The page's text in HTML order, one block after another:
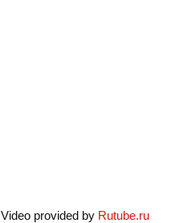
Video provided by Rutube.ru